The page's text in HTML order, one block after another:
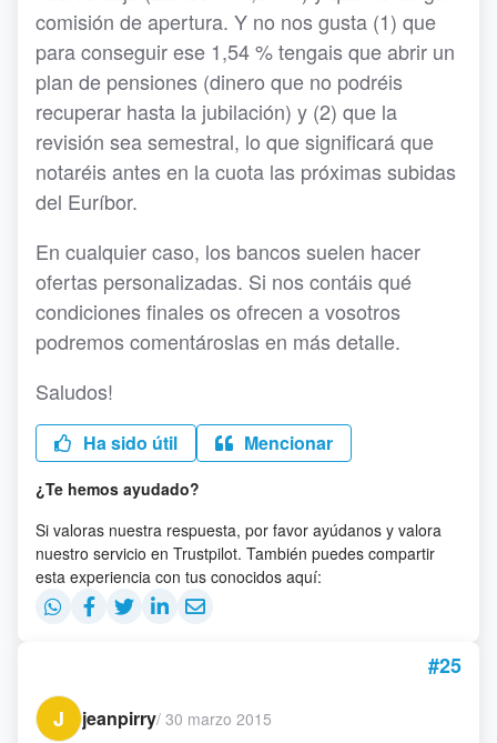
comisión de apertura. Y no nos gusta (1) que
para conseguir ese 1,54 % tengais que abrir un
plan de pensiones (dinero que no podréis
recuperar hasta la jubilación) y (2) que la
revisión sea semestral, lo que significará que
notaréis antes en la cuota las próximas subidas
del Euríbor.
En cualquier caso, los bancos suelen hacer
ofertas personalizadas. Si nos contáis qué
condiciones finales os ofrecen a vosotros
podremos comentároslas en más detalle.
Saludos!
Ha sido útil Mencionar
¿Te hemos ayudado?
Si valoras nuestra respuesta, por favor ayúdanos y valora
nuestro servicio en Trustpilot. También puedes compartir
esta experiencia con tus conocidos aquí:
#25
J
jeanpirry/ 30 marzo 2015